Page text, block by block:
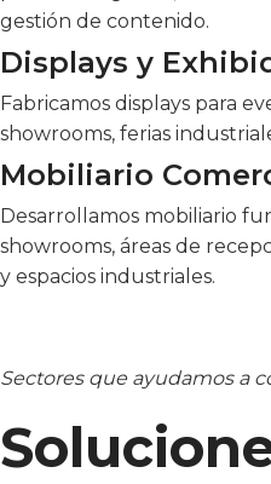
gestión de contenido.
Displays y
Fabricamos displays para
showrooms, ferias
Mobiliario
Desarrollamos mobiliario
showrooms, áreas de
y espacios industriales.
Sectores que ayudamos a